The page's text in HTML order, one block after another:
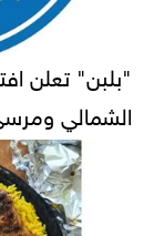
الشمالي